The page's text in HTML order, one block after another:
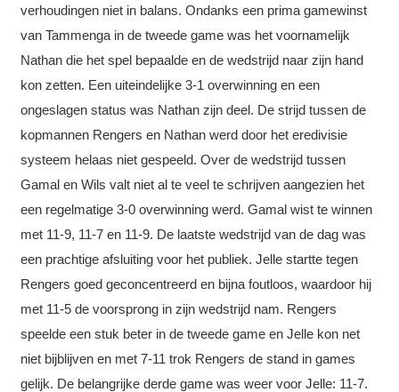
verhoudingen niet in balans. Ondanks een prima gamewinst
van Tammenga in de tweede game was het voornamelijk
Nathan die het spel bepaalde en de wedstrijd naar zijn hand
kon zetten. Een uiteindelijke 3-1 overwinning en een
ongeslagen status was Nathan zijn deel. De strijd tussen de
kopmannen Rengers en Nathan werd door het eredivisie
systeem helaas niet gespeeld. Over de wedstrijd tussen
Gamal en Wils valt niet al te veel te schrijven aangezien het
een regelmatige 3-0 overwinning werd. Gamal wist te winnen
met 11-9, 11-7 en 11-9. De laatste wedstrijd van de dag was
een prachtige afsluiting voor het publiek. Jelle startte tegen
Rengers goed geconcentreerd en bijna foutloos, waardoor hij
met 11-5 de voorsprong in zijn wedstrijd nam. Rengers
speelde een stuk beter in de tweede game en Jelle kon net
niet bijblijven en met 7-11 trok Rengers de stand in games
gelijk. De belangrijke derde game was weer voor Jelle: 11-7.